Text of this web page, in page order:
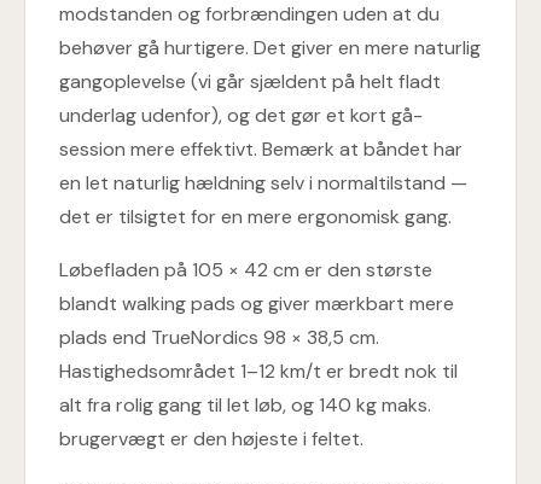
modstanden og forbrændingen uden at du
behøver gå hurtigere. Det giver en mere naturlig
gangoplevelse (vi går sjældent på helt fladt
underlag udenfor), og det gør et kort gå-
session mere effektivt. Bemærk at båndet har
en let naturlig hældning selv i normaltilstand —
det er tilsigtet for en mere ergonomisk gang.
Løbefladen på 105 × 42 cm er den største
blandt walking pads og giver mærkbart mere
plads end TrueNordics 98 × 38,5 cm.
Hastighedsområdet 1–12 km/t er bredt nok til
alt fra rolig gang til let løb, og 140 kg maks.
brugervægt er den højeste i feltet.